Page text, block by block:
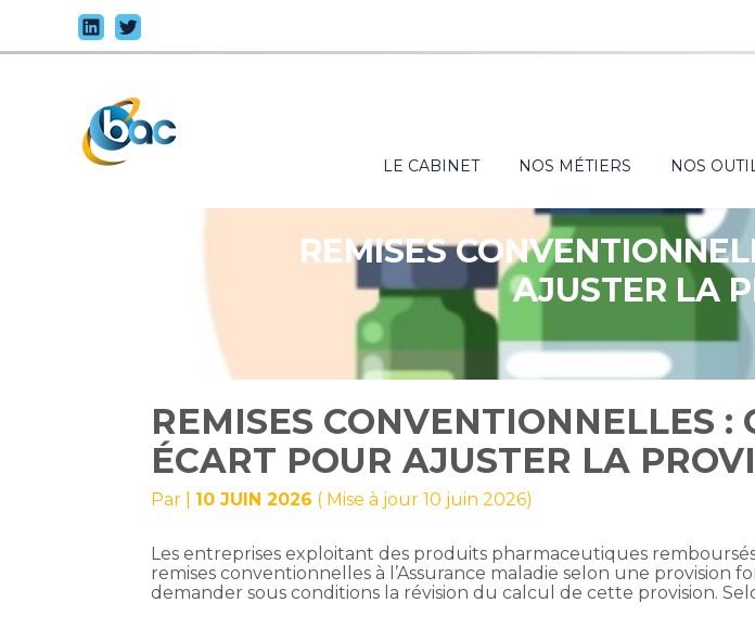
Principal
LE CABINET NOS MÉTIERS NOS
REMISES
AJUSTER LA
REMISES CONVENTIONNELLES :
ÉCART POUR AJUSTER LA
Par 10 JUIN 2026 ( Mise à jour 10 juin 2026)
Les entreprises exploitant des produits pharmaceutiques
remises conventionnelles à l’Assurance maladie selon une provision
demander sous conditions la révision du calcul de cette provision.